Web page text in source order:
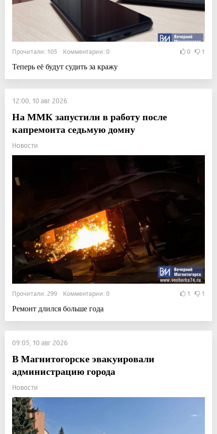
Прочитали: 105 Комментарии: 0 0 1
Теперь её будут судить за кражу
12:00, 10 авг 2026
На ММК запустили в работу после
капремонта седьмую домну
Новости
Прочитали: 299 Комментарии: 0 1 1
Ремонт длился больше года
09:05, 10 авг 2026
В Магнитогорске эвакуировали
администрацию города
Новости